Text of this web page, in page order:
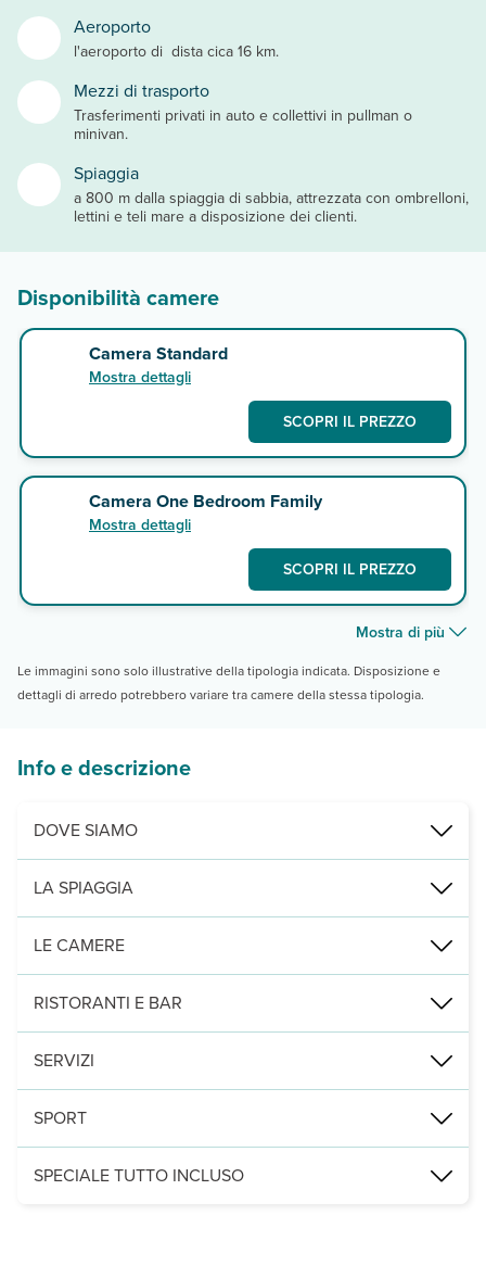
Aeroporto
l'aeroporto di dista cica 16 km.
Mezzi di trasporto
Trasferimenti privati in auto e collettivi in pullman o
minivan.
Spiaggia
a 800 m dalla spiaggia di sabbia, attrezzata con ombrelloni,
lettini e teli mare a disposizione dei clienti.
Disponibilità camere
Camera Standard
Mostra dettagli
SCOPRI IL PREZZO
Camera One Bedroom Family
Mostra dettagli
SCOPRI IL PREZZO
Mostra di più
Le immagini sono solo illustrative della tipologia indicata. Disposizione e
dettagli di arredo potrebbero variare tra camere della stessa tipologia.
Info e descrizione
DOVE SIAMO
Santa Maria, a 500 m dalla spiaggia di Agodoeiro, 3 km dal
LA SPIAGGIA
a 500 m dalla spiaggia di sabbia, attrezzata con ombrelloni,
LE CAMERE
330 camere, di cui camere sol (40 m , massimo 2 adulti) con
RISTORANTI E BAR
un ristorante a buffet e 3 bar di cui uno sulla spiaggia "Gabi
SERVIZI
3 piscine di cui una per bambini, con ombrelloni, lettini e teli
SPORT
beach volley, campo polifunzionale, ping-pong e dadi. A
SPECIALE TUTTO INCLUSO